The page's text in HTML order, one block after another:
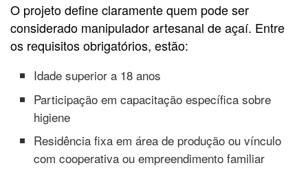
O projeto define claramente quem pode ser
considerado manipulador artesanal de açaí. Entre
os requisitos obrigatórios, estão:
Idade superior a 18 anos
Participação em capacitação específica sobre
higiene
Residência fixa em área de produção ou vínculo
com cooperativa ou empreendimento familiar